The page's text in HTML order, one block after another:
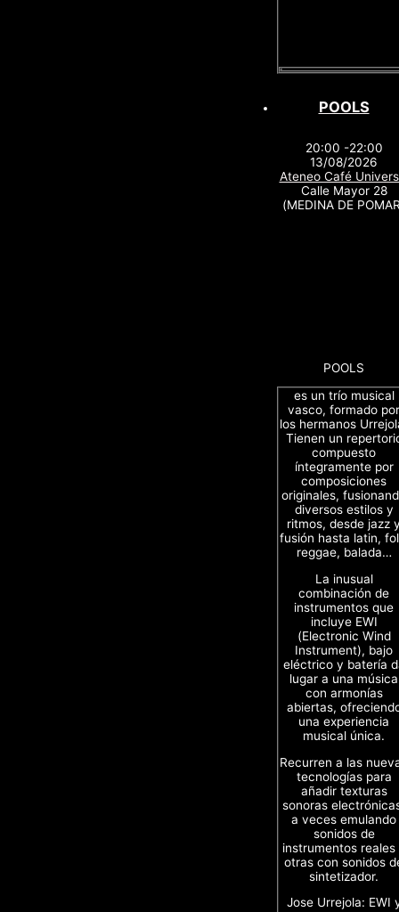
POOLS
20:00 -22:00
13/08/2026
Ateneo Café
Calle Mayor 28
(MEDINA DE
POOLS
es un trío musical
vasco, formado por
los hermanos
Tienen un
compuesto
íntegramente por
composiciones
originales,
diversos estilos y
ritmos, desde jazz
fusión hasta latin,
reggae, balada…
La inusual
combinación de
instrumentos que
incluye EWI
(Electronic Wind
Instrument), bajo
eléctrico y batería
lugar a una música
con armonías
abiertas,
una experiencia
musical única.
Recurren a las
tecnologías para
añadir texturas
sonoras
a veces emulando
sonidos de
instrumentos reales
otras con sonidos
sintetizador.
Jose Urrejola: EWI